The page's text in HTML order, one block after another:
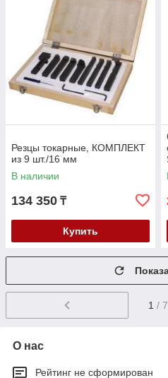
Резцы токарные, КОМПЛЕКТ
из 9 шт./16 мм
В наличии
134 350 ₸
Купить
1 / 7
О нас
Рейтинг не сформирован